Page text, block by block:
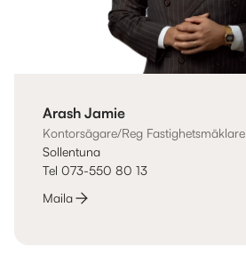
Arash Jamie
Kontorsägare/Reg Fastighetsmäklare
Sollentuna
Tel 073-550 80 13
Maila